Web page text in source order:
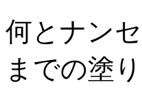
何とナン
までの塗